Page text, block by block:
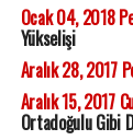
Ocak 04, 2018
Yükselişi
Aralık 28, 2017
Aralık 15, 2017
Ortadoğulu Gibi